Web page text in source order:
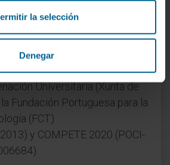
la selección
Denegar
el Impulso de las
, la Fundación para la
Aplicada (FIMA), la
la Consellerìa de Cultura,
Universitaria (Xunta de
la Fundación Portuguesa para la
(FCT)
y COMPETE 2020 (POCI-